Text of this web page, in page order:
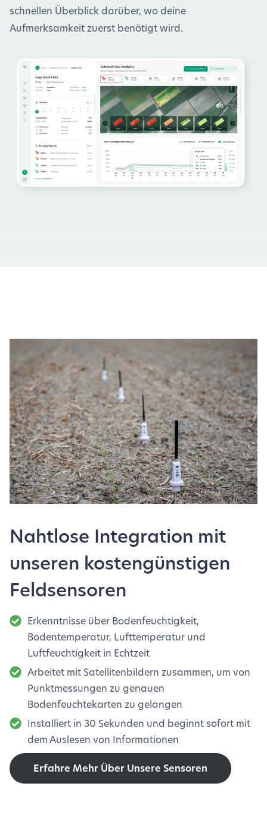
schnellen Überblick darüber, wo deine
Aufmerksamkeit zuerst benötigt wird.
Nahtlose Integration mit
unseren kostengünstigen
Feldsensoren
Erkenntnisse über Bodenfeuchtigkeit,
Bodentemperatur, Lufttemperatur und
Luftfeuchtigkeit in Echtzeit
Arbeitet mit Satellitenbildern zusammen, um von
Punktmessungen zu genauen
Bodenfeuchtekarten zu gelangen
Installiert in 30 Sekunden und beginnt sofort mit
dem Auslesen von Informationen
Erfahre Mehr Über Unsere Sensoren